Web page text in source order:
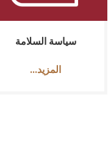
سياسة السلامة
...المزيد